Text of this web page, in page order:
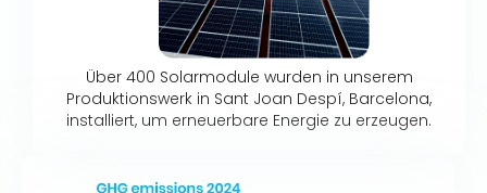
Über 400 Solarmodule wurden in unserem
Produktionswerk in Sant Joan Despí, Barcelona,
installiert, um erneuerbare Energie zu erzeugen.